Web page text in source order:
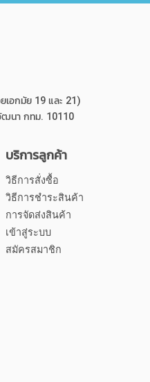
เอกมัย 19 และ 21)
ฒนา กทม. 10110
บริการลูกค้า
วิธีการสั่งซื้อ
วิธีการชำระสินค้า
การจัดส่งสินค้า
เข้าสู่ระบบ
สมัครสมาชิก